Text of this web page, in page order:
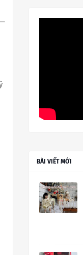
BÀI VIẾT MỚI